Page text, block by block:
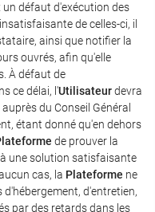
défaut d'exécution des
de celles-ci, il
ainsi que notifier la
ouvrés, afin qu'elle
À défaut de
ce délai, l'Utilisateurdevra
du Conseil Général
étant donné qu'en dehors
de prouver la
une solution satisfaisante
cas, la Plateforme ne
d'entretien,
par des retards dans les